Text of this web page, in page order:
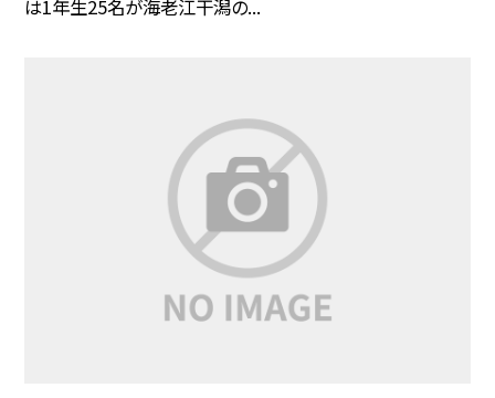
は1年生25名が海老江干潟の...